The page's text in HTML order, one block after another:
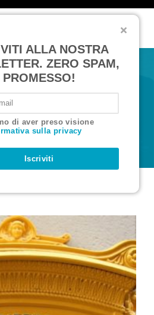
T
l
i
n
COLTIVARE
UNA
LIST
ALLA NOSTRA
ZERO SPAM,
PROMESSO!
di aver preso visione
sulla privacy
Iscriviti